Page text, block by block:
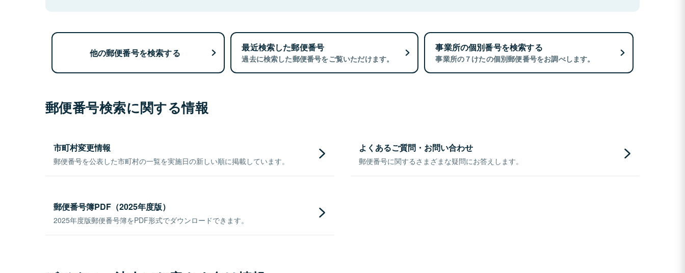
他の郵便番号を検索する 最近検索した郵便番号
過去に検索した郵便番号をご覧いただけます。
事業所の個別番号を検索する
事業所の７けたの個別郵便番号をお調べします。
郵便番号検索に関する情報
市町村変更情報
郵便番号を公表した市町村の一覧を実施日の新しい順に掲載しています。
よくあるご質問・お問い合わせ
郵便番号に関するさまざまな疑問にお答えします。
郵便番号簿PDF（2025年度版）
2025年度版郵便番号簿をPDF形式でダウンロードできます。